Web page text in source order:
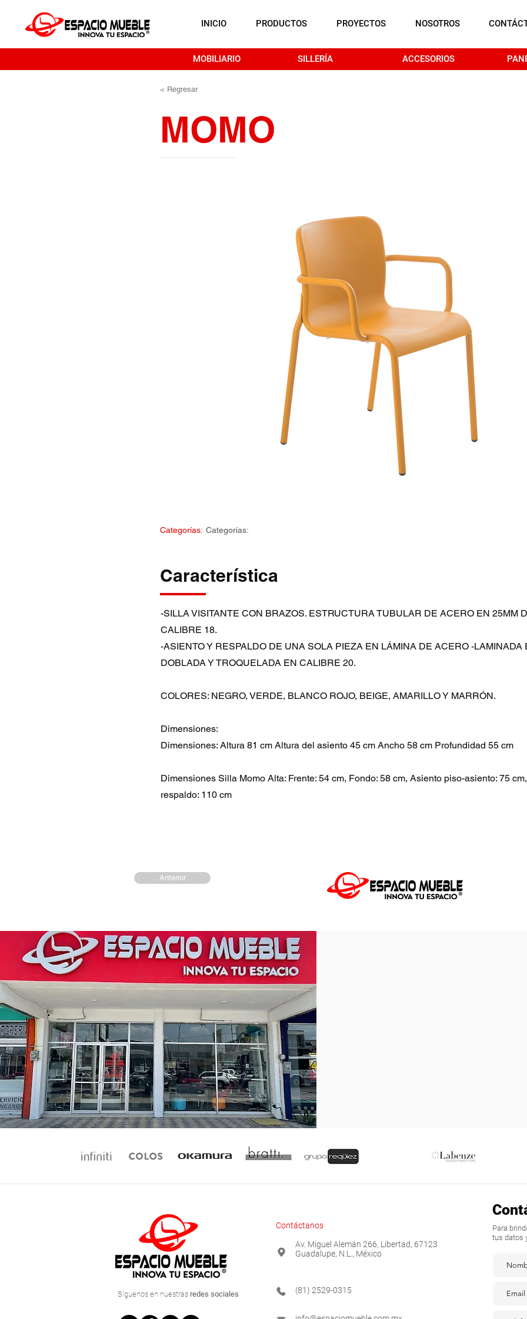
INICIO PRODUCTOS PROYECTOS NOSOTROS
MOBILIARIO SILLERÍA ACCESORIOS
< Regresar
MOMO
Categorías: Categorías:
Característica
-SILLA VISITANTE CON BRAZOS. ESTRUCTURA TUBULAR DE ACERO EN 25MM
CALIBRE 18.
-ASIENTO Y RESPALDO DE UNA SOLA PIEZA EN LÁMINA DE ACERO -LAMINADA
DOBLADA Y TROQUELADA EN CALIBRE 20.
COLORES: NEGRO, VERDE, BLANCO ROJO, BEIGE, AMARILLO Y MARRÓN.
Dimensiones:
Dimensiones: Altura 81 cm Altura del asiento 45 cm Ancho 58 cm Profundidad 55 cm
Dimensiones Silla Momo Alta: Frente: 54 cm, Fondo: 58 cm, Asiento piso-asiento: 75
respaldo: 110 cm
Anterior
Síguenos en nuestras redes sociales
Contáctanos
Av. Miguel Alemán 266, Libertad, 67123
Guadalupe, N.L., México
(81) 2529-0315
Para
tus datos